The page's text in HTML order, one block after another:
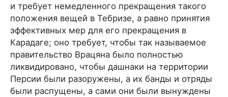
и требует немедленного прекращения такого
поло­жения вещей в Тебризе, а равно принятия
эффективных мер для его прекращения в
Карадаге; оно требует, чтобы так на­зываемое
правительство Врацяна было полностью
ликвиди­ровано, чтобы дашнаки на территории
Персии были разо­ружены, а их банды и отряды
были распущены, а сами они были вынуждены